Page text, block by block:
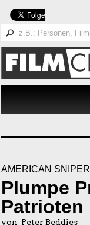
AMERICAN SNIPER
Plumpe
Patrioten
von Peter Beddies